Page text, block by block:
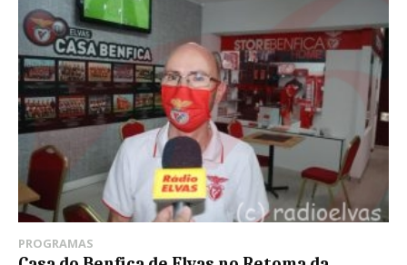
PROGRAMAS